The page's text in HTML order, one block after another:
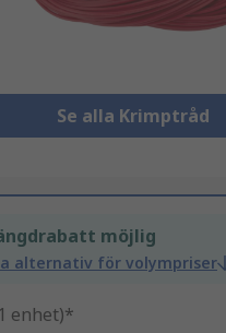
Se alla Krimptråd
möjlig
alternativ för volympriser
enhet)*